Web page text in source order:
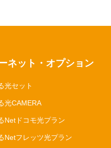
ネット・オプション
光セット
光CAMERA
Netドコモ光プラン
Netフレッツ光プラン